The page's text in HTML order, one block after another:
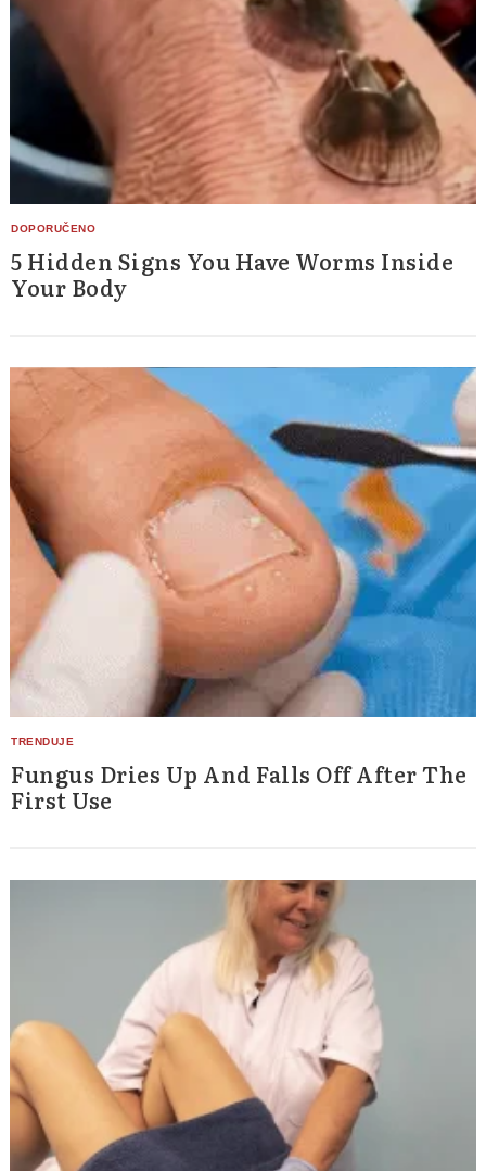
5 Hidden Signs You Have Worms Inside
Your Body
Fungus Dries Up And Falls Off After The
First Use